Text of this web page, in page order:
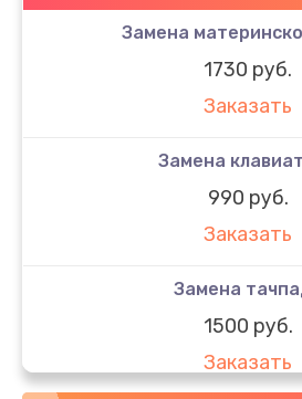
Замена
1730 руб.
Заказать
Замена
990 руб.
Заказать
Замена
1500 руб.
Заказать